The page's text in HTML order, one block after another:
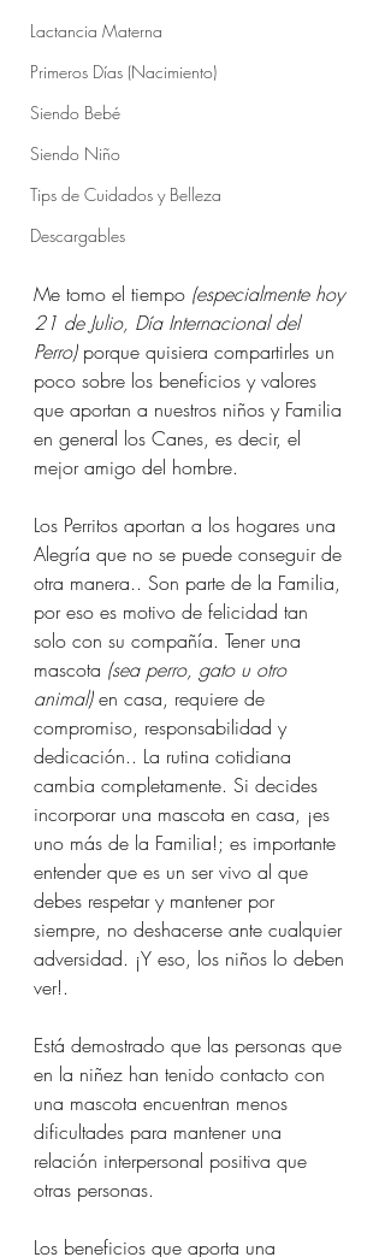
Lactancia Materna
Primeros Días (Nacimiento)
Siendo Bebé
Siendo Niño
Tips de Cuidados y Belleza
Descargables
Me tomo el tiempo (especialmente hoy
21 de Julio, Día Internacional del
Perro) porque quisiera compartirles un
poco sobre los beneficios y valores
que aportan a nuestros niños y Familia
en general los Canes, es decir, el
mejor amigo del hombre.
Los Perritos aportan a los hogares una
Alegría que no se puede conseguir de
otra manera.. Son parte de la Familia,
por eso es motivo de felicidad tan
solo con su compañía. Tener una
mascota (sea perro, gato u otro
animal) en casa, requiere de
compromiso, responsabilidad y
dedicación.. La rutina cotidiana
cambia completamente. Si decides
incorporar una mascota en casa, ¡es
uno más de la Familia!; es importante
entender que es un ser vivo al que
debes respetar y mantener por
siempre, no deshacerse ante cualquier
adversidad. ¡Y eso, los niños lo deben
ver!.
Está demostrado que las personas que
en la niñez han tenido contacto con
una mascota encuentran menos
dificultades para mantener una
relación interpersonal positiva que
otras personas.
Los beneficios que aporta una